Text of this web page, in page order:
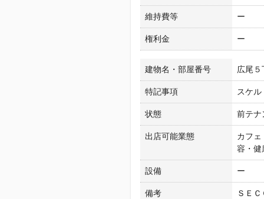
維持費等 ー
権利金 ー
建物名・部屋番号 広尾
特記事項 スケ
状態 前テナ
出店可能業態
カフ
容・健
設備 ー
備考
ＳＥ